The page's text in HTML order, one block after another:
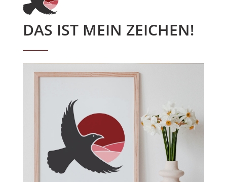
DAS IST MEIN ZEICHEN!